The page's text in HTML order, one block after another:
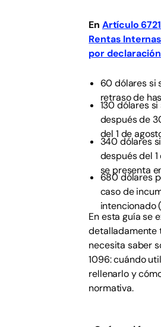
En Artículo
Rentas
por
60 dólares si
retraso de
130 dólares
después de
del 1 de
340 dólares
después del
se presenta
680 dólares
caso de
intencionado
En esta guía se
detalladamente
necesita saber
1096: cuándo
rellenarlo y
normativa.